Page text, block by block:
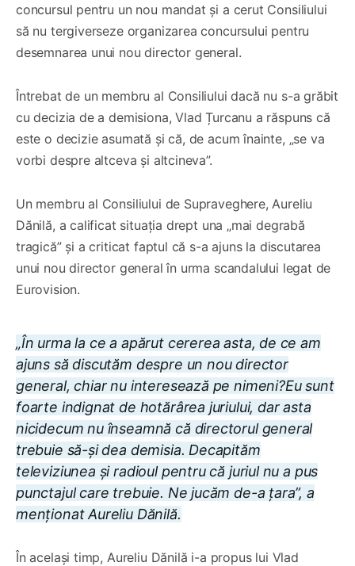
concursul pentru un nou mandat și a cerut Consiliului
să nu tergiverseze organizarea concursului pentru
desemnarea unui nou director general.
Întrebat de un membru al Consiliului dacă nu s-a grăbit
cu decizia de a demisiona, Vlad Țurcanu a răspuns că
este o decizie asumată și că, de acum înainte, „se va
vorbi despre altceva și altcineva”.
Un membru al Consiliului de Supraveghere, Aureliu
Dănilă, a calificat situația drept una „mai degrabă
tragică” și a criticat faptul că s-a ajuns la discutarea
unui nou director general în urma scandalului legat de
Eurovision.
„În urma la ce a apărut cererea asta, de ce am
ajuns să discutăm despre un nou director
general, chiar nu interesează pe nimeni?Eu sunt
foarte indignat de hotărârea juriului, dar asta
nicidecum nu înseamnă că directorul general
trebuie să-și dea demisia. Decapităm
televiziunea și radioul pentru că juriul nu a pus
punctajul care trebuie. Ne jucăm de-a țara”, a
menționat Aureliu Dănilă.
În același timp, Aureliu Dănilă i-a propus lui Vlad